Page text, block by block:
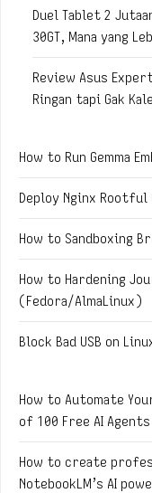
Duel Tablet 2
30GT, Mana yang
Review Asus
Ringan tapi Gak
How to Run Gemma
Deploy Nginx
How to Sandboxing
How to Hardening
(Fedora/AlmaLinux)
Block Bad USB on
How to Automate
of 100 Free AI
How to create
NotebookLM’s AI